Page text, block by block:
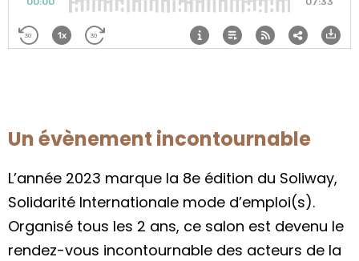
Un évènement incontournable
L’année 2023 marque la 8e édition du Soliway,
Solidarité Internationale mode d’emploi(s).
Organisé tous les 2 ans, ce salon est devenu le
rendez-vous incontournable des acteurs de la